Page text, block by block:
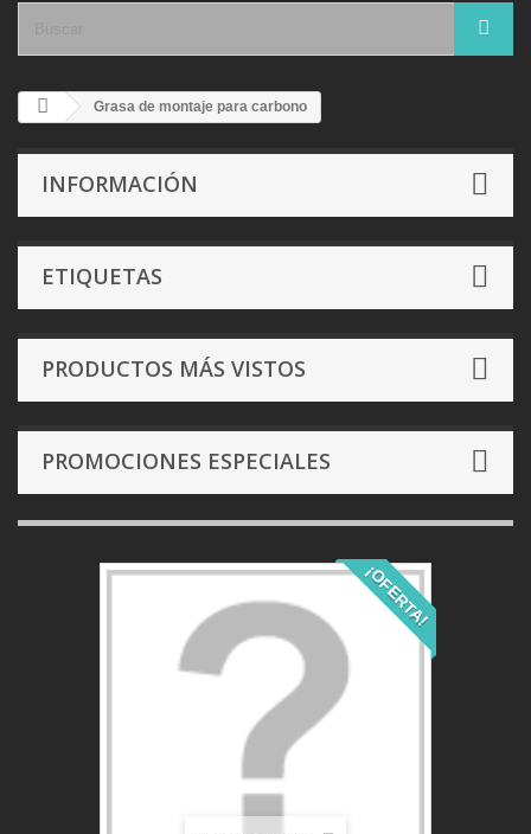
Grasa de montaje para carbono
INFORMACIÓN
ETIQUETAS
PRODUCTOS MÁS VISTOS
PROMOCIONES ESPECIALES
¡OFERTA!